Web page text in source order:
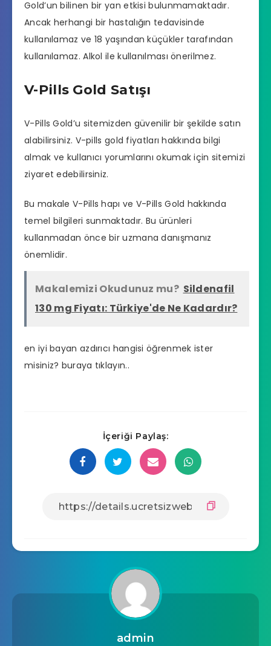
Gold’un bilinen bir yan etkisi bulunmamaktadır.
Ancak herhangi bir hastalığın tedavisinde
kullanılamaz ve 18 yaşından küçükler tarafından
kullanılamaz. Alkol ile kullanılması önerilmez.
V-Pills Gold Satışı
V-Pills Gold’u sitemizden güvenilir bir şekilde satın
alabilirsiniz. V-pills gold fiyatları hakkında bilgi
almak ve kullanıcı yorumlarını okumak için sitemizi
ziyaret edebilirsiniz.
Bu makale V-Pills hapı ve V-Pills Gold hakkında
temel bilgileri sunmaktadır. Bu ürünleri
kullanmadan önce bir uzmana danışmanız
önemlidir.
Makalemizi Okudunuz mu? Sildenafil
130 mg Fiyatı: Türkiye'de Ne Kadardır?
en iyi bayan azdırıcı hangisi öğrenmek ister
misiniz? buraya tıklayın..
İçeriği Paylaş:
admin